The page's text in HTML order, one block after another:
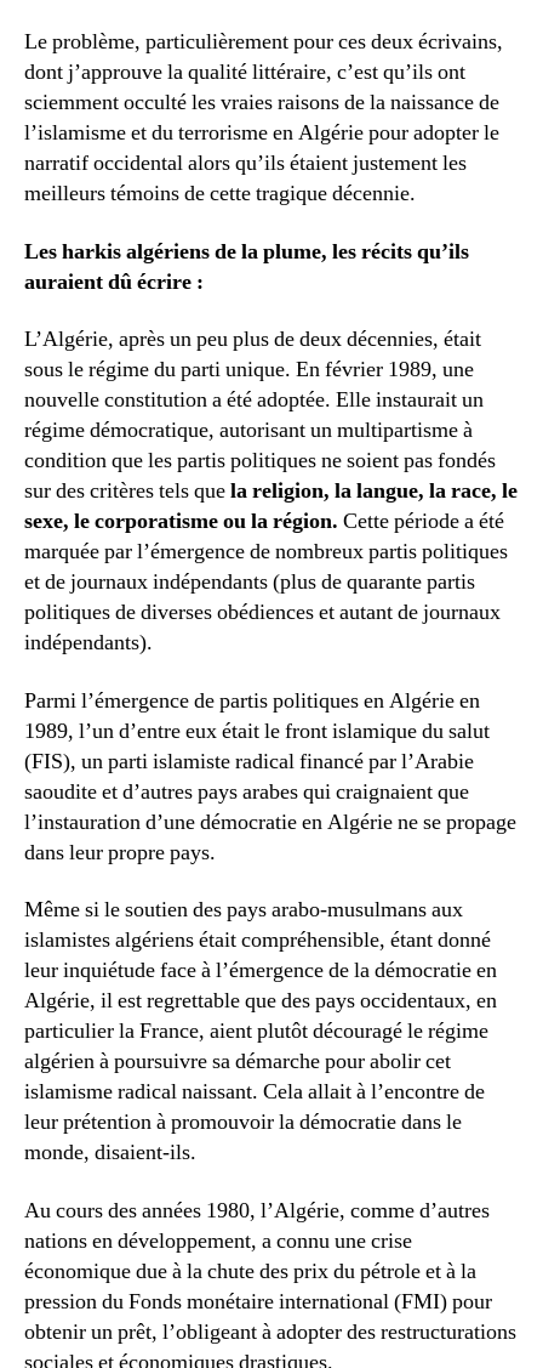
Le problème, particulièrement pour ces deux écrivains,
dont j’approuve la qualité littéraire, c’est qu’ils ont
sciemment occulté les vraies raisons de la naissance de
l’islamisme et du terrorisme en Algérie pour adopter le
narratif occidental alors qu’ils étaient justement les
meilleurs témoins de cette tragique décennie.
Les harkis algériens de la plume, les récits qu’ils
auraient dû écrire :
L’Algérie, après un peu plus de deux décennies, était
sous le régime du parti unique. En février 1989, une
nouvelle constitution a été adoptée. Elle instaurait un
régime démocratique, autorisant un multipartisme à
condition que les partis politiques ne soient pas fondés
sur des critères tels quela religion, la langue, la race, le
sexe, le corporatisme ou la région. Cette période a été
marquée par l’émergence de nombreux partis politiques
et de journaux indépendants (plus de quarante partis
politiques de diverses obédiences et autant de journaux
indépendants).
Parmi l’émergence de partis politiques en Algérie en
1989, l’un d’entre eux était le front islamique du salut
(FIS), un parti islamiste radical financé par l’Arabie
saoudite et d’autres pays arabes qui craignaient que
l’instauration d’une démocratie en Algérie ne se propage
dans leur propre pays.
Même si le soutien des pays arabo-musulmans aux
islamistes algériens était compréhensible, étant donné
leur inquiétude face à l’émergence de la démocratie en
Algérie, il est regrettable que des pays occidentaux, en
particulier la France, aient plutôt découragé le régime
algérien à poursuivre sa démarche pour abolir cet
islamisme radical naissant. Cela allait à l’encontre de
leur prétention à promouvoir la démocratie dans le
monde, disaient-ils.
Au cours des années 1980, l’Algérie, comme d’autres
nations en développement, a connu une crise
économique due à la chute des prix du pétrole et à la
pression du Fonds monétaire international (FMI) pour
obtenir un prêt, l’obligeant à adopter des restructurations
sociales et économiques drastiques.